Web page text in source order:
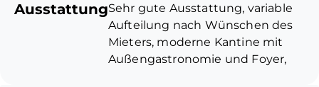
01.03.2022
Hochhaus1.OG1.325 m²Büro Ab.
Hochhaus2.OG1.325 m²Büro Ab.
Hochhaus3.OG1.325 m²Büro Ab.
AusstattungSehr gute Ausstattung, variable
Aufteilung nach Wünschen des
Mieters, moderne Kantine mit
Außengastronomie und Foyer,